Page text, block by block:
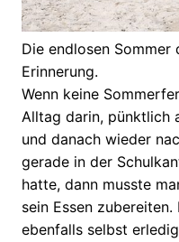
Die endlosen Sommer
Erinnerung.
Wenn keine
Alltag darin, pünktlich
und danach wieder
gerade in der
hatte, dann musste
sein Essen
ebenfalls selbst